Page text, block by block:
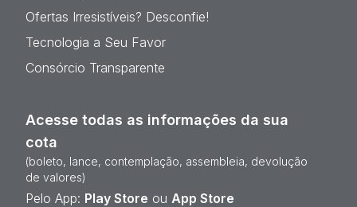
Ofertas Irresistíveis? Desconfie!
Tecnologia a Seu Favor
Consórcio Transparente
Acesse todas as informações da sua
cota
(boleto, lance, contemplação, assembleia, devolução
de valores)
Pelo App: Play Store ou App Store